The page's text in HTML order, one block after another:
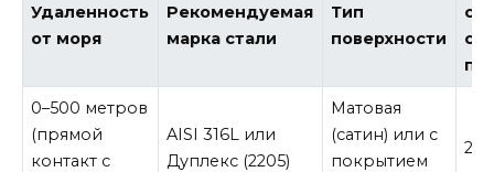
Удаленность
от моря
Рекомендуемая
марка стали
Тип
поверхности
0–500 метров
(прямой
контакт с
AISI 316L или
Дуплекс (2205)
Матовая
(сатин) или с
покрытием